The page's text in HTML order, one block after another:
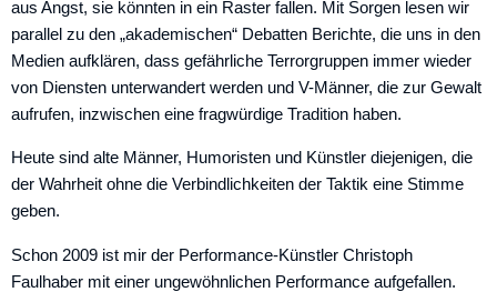
aus Angst, sie könnten in ein Raster fallen. Mit Sorgen lesen wir
parallel zu den „akademischen“ Debatten Berichte, die uns in den
Medien aufklären, dass gefährliche Terrorgruppen immer wieder
von Diensten unterwandert werden und V-Männer, die zur Gewalt
aufrufen, inzwischen eine fragwürdige Tradition haben.
Heute sind alte Männer, Humoristen und Künstler diejenigen, die
der Wahrheit ohne die Verbindlichkeiten der Taktik eine Stimme
geben.
Schon 2009 ist mir der Performance-Künstler Christoph
Faulhaber mit einer ungewöhnlichen Performance aufgefallen.